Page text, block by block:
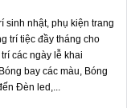
sinh nhật, phụ kiện trang
trí tiệc đầy tháng cho
các ngày lễ khai
bay các màu, Bóng
Đèn led,...